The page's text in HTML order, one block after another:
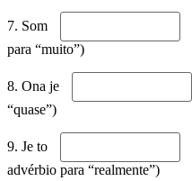
7. Som
para “muito”)
8. Ona je
“quase”)
9. Je to
advérbio para “realmente”)